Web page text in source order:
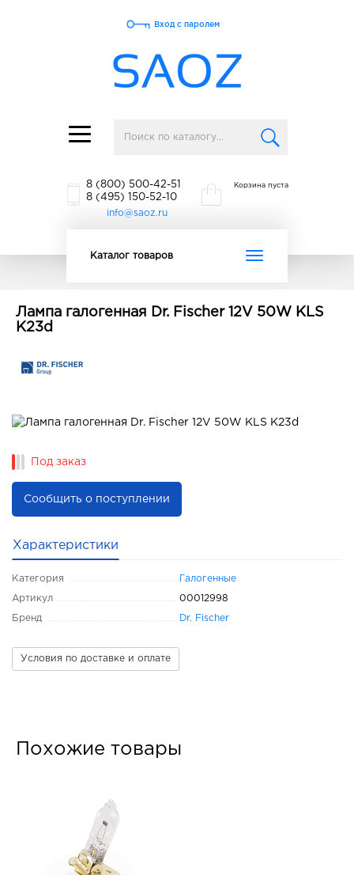
Toggle
navigation
Вход с паролем
8 (800) 500-42-51
8 (495) 150-52-10
info@saoz.ru
Корзина пуста
Toggle
Каталог товаров
Лампа галогенная Dr. Fischer 12V 50W KLS
K23d
Под заказ
Сообщить о поступлении
Характеристики
Категория Галогенные
Артикул 00012998
Бренд Dr. Fischer
Условия по доставке и оплате
Похожие товары